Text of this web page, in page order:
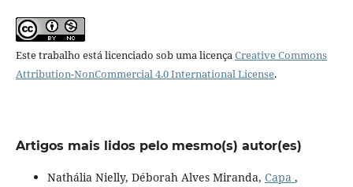
Este trabalho está licenciado sob uma licençaCreative Commons
Attribution-NonCommercial 4.0 International License.
Artigos mais lidos pelo mesmo(s) autor(es)
Nathália Nielly, Déborah Alves Miranda, Capa ,